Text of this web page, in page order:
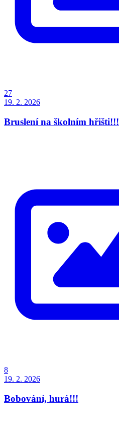
27
19. 2. 2026
Bruslení na školním hřišti!!!
8
19. 2. 2026
Bobování, hurá!!!